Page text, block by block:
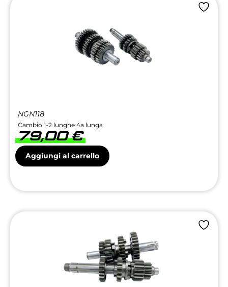
NGN118
Cambio 1-2 lunghe 4a lunga
79,00€
Aggiungi al carrello